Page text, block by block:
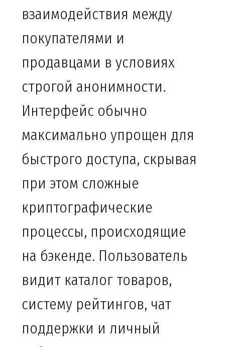
взаимодействия между
покупателями и
продавцами в условиях
строгой анонимности.
Интерфейс обычно
максимально упрощен для
быстрого доступа, скрывая
при этом сложные
криптографические
процессы, происходящие
на бэкенде. Пользователь
видит каталог товаров,
систему рейтингов, чат
поддержки и личный